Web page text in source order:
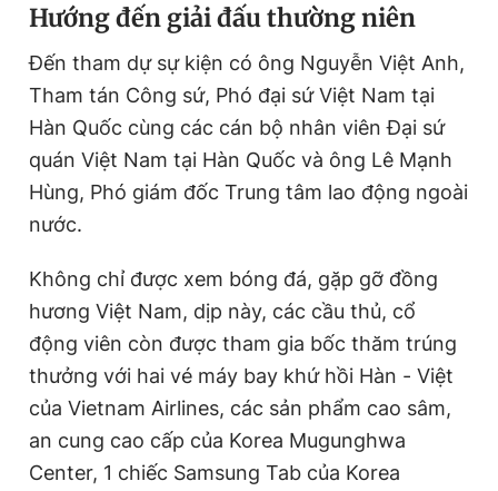
Hướng đến giải đấu thường niên
Đến tham dự sự kiện có ông Nguyễn Việt Anh,
Tham tán Công sứ, Phó đại sứ Việt Nam tại
Hàn Quốc cùng các cán bộ nhân viên Đại sứ
quán Việt Nam tại Hàn Quốc và ông Lê Mạnh
Hùng, Phó giám đốc Trung tâm lao động ngoài
nước.
Không chỉ được xem bóng đá, gặp gỡ đồng
hương Việt Nam, dịp này, các cầu thủ, cổ
động viên còn được tham gia bốc thăm trúng
thưởng với hai vé máy bay khứ hồi Hàn - Việt
của Vietnam Airlines, các sản phẩm cao sâm,
an cung cao cấp của Korea Mugunghwa
Center, 1 chiếc Samsung Tab của Korea